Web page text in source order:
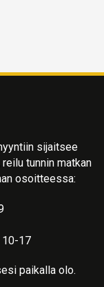
sijaitsee
tunnin matkan
osoitteessa:
10-17
paikalla olo.